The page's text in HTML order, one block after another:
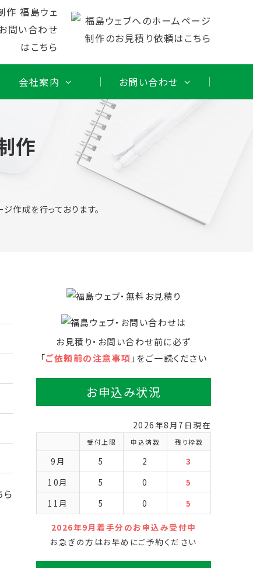
会社案内 お問い合わせ
作
作成を行っております。
お見積り・お問い合わせ前に必ず
「ご依頼前の注意事項 」をご一読ください
お申込み状況
2026年8月7日現在
受付上限 申込済数 残り枠数
9月 5 2
3
10月
5 0
5
11月
5 0 5
2026年9月着手分のお申込み受付中
お急ぎの方はお早めにご予約ください